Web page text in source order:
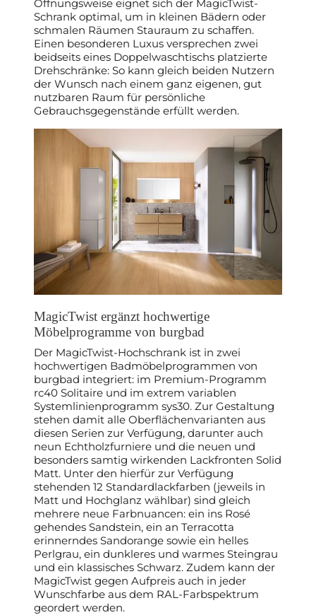
Öffnungsweise eignet sich der MagicTwist-
Schrank optimal, um in kleinen Bädern oder
schmalen Räumen Stauraum zu schaffen.
Einen besonderen Luxus versprechen zwei
beidseits eines Doppelwaschtischs platzierte
Drehschränke: So kann gleich beiden Nutzern
der Wunsch nach einem ganz eigenen, gut
nutzbaren Raum für persönliche
Gebrauchsgegenstände erfüllt werden.
MagicTwist ergänzt hochwertige
Möbelprogramme von burgbad
Der MagicTwist-Hochschrank ist in zwei
hochwertigen Badmöbelprogrammen von
burgbad integriert: im Premium-Programm
rc40 Solitaire und im extrem variablen
Systemlinienprogramm sys30. Zur Gestaltung
stehen damit alle Oberflächenvarianten aus
diesen Serien zur Verfügung, darunter auch
neun Echtholzfurniere und die neuen und
besonders samtig wirkenden Lackfronten Solid
Matt. Unter den hierfür zur Verfügung
stehenden 12 Standardlackfarben (jeweils in
Matt und Hochglanz wählbar) sind gleich
mehrere neue Farbnuancen: ein ins Rosé
gehendes Sandstein, ein an Terracotta
erinnerndes Sandorange sowie ein helles
Perlgrau, ein dunkleres und warmes Steingrau
und ein klassisches Schwarz. Zudem kann der
MagicTwist gegen Aufpreis auch in jeder
Wunschfarbe aus dem RAL-Farbspektrum
geordert werden.